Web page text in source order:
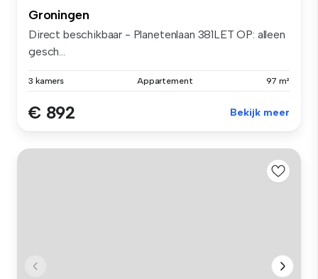
Groningen
Direct beschikbaar - Planetenlaan 381LET OP: alleen
gesch...
3 kamers Appartement 97 m²
€ 892 Bekijk meer